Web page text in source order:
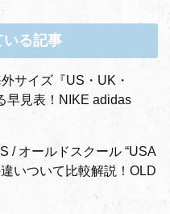
いる記事
サイズ『US・UK・
早見表！NIKE adidas
/ オールドスクール “USA
違いついて比較解説！OLD